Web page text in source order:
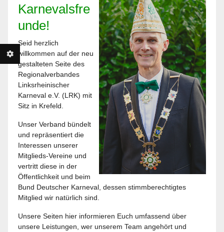
Karnevalsfre
unde!
Seid herzlich
willkommen auf der neu
gestalteten Seite des
Regionalverbandes
Linksrheinischer
Karneval e.V. (LRK) mit
Sitz in Krefeld.
Unser Verband bündelt
und repräsentiert die
Interessen unserer
Mitglieds-Vereine und
vertritt diese in der
Öffentlichkeit und beim
Bund Deutscher Karneval, dessen stimmberechtigtes
Mitglied wir natürlich sind.
Unsere Seiten hier informieren Euch umfassend über
unsere Leistungen, wer unserem Team angehört und